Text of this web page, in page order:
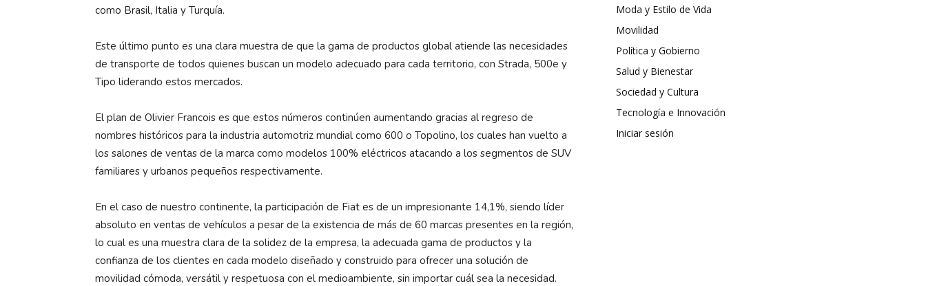
como Brasil, Italia y Turquía.
Este último punto es una clara muestra de que la gama de productos global atiende las necesidades
de transporte de todos quienes buscan un modelo adecuado para cada territorio, con Strada, 500e y
Tipo liderando estos mercados.
El plan de Olivier Francois es que estos números continúen aumentando gracias al regreso de
nombres históricos para la industria automotriz mundial como 600 o Topolino, los cuales han vuelto a
los salones de ventas de la marca como modelos 100% eléctricos atacando a los segmentos de SUV
familiares y urbanos pequeños respectivamente.
En el caso de nuestro continente, la participación de Fiat es de un impresionante 14,1%, siendo líder
absoluto en ventas de vehículos a pesar de la existencia de más de 60 marcas presentes en la región,
lo cual es una muestra clara de la solidez de la empresa, la adecuada gama de productos y la
confianza de los clientes en cada modelo diseñado y construido para ofrecer una solución de
movilidad cómoda, versátil y respetuosa con el medioambiente, sin importar cuál sea la necesidad.
Moda y Estilo de Vida
Movilidad
Política y Gobierno
Salud y Bienestar
Sociedad y Cultura
Tecnología e Innovación
Iniciar sesión